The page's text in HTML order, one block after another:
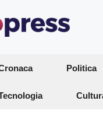
Politica